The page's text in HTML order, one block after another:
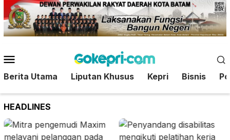
Loncat
ke
konten
Mobile
Berita Utama Liputan Khusus Kepri Bisnis
HEADLINES